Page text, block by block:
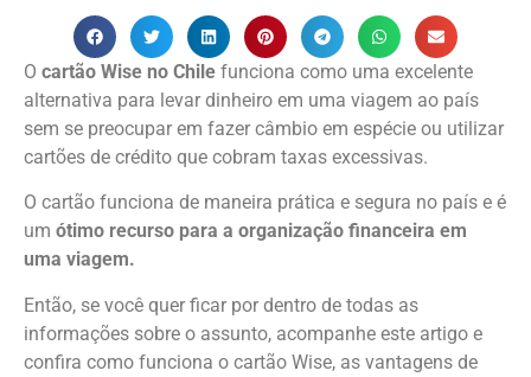
O cartão Wise no Chile funciona como uma excelente
alternativa para levar dinheiro em uma viagem ao país
sem se preocupar em fazer câmbio em espécie ou utilizar
cartões de crédito que cobram taxas excessivas.
O cartão funciona de maneira prática e segura no país e é
um ótimo recurso para a organização financeira em
uma viagem.
Então, se você quer ficar por dentro de todas as
informações sobre o assunto, acompanhe este artigo e
confira como funciona o cartão Wise, as vantagens de